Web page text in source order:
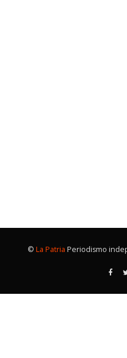
© La Patria Periodismo